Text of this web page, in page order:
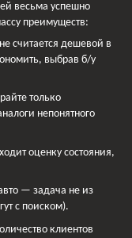
весьма успешно
преимуществ:
считается дешевой в
выбрав б/у
только
непонятного
оценку состояния,
— задача не из
с поиском).
клиентов